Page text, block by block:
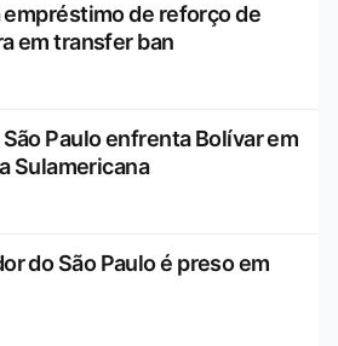
empréstimo de reforço de
em transfer ban
São Paulo enfrenta Bolívar em
Sulamericana
do São Paulo é preso em